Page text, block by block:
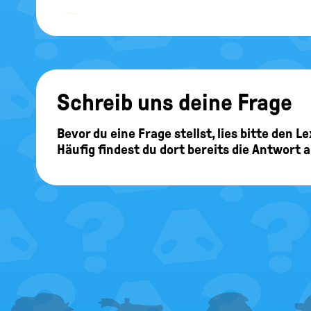
Bundesrepublik
wahr mir Gott
deutschen
Schreib uns deine Frage
Bevor du eine Frage stellst, lies bitte den
Häufig findest du dort bereits die Antwort